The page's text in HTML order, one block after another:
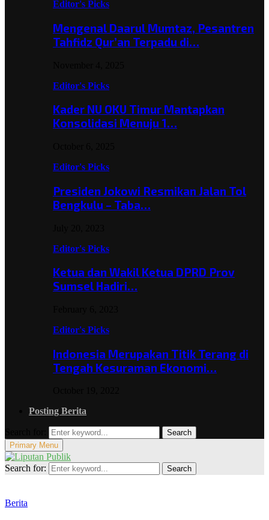
Editor's Picks
Mengenal Daarul Mumtaz, Pesantren
Tahfidz Qur’an Terpadu di…
Editor's Picks
Kader NU OKU Timur Mantapkan
Konsolidasi Menuju 1…
Editor's Picks
Presiden Jokowi Resmikan Jalan Tol
Bengkulu – Taba…
Editor's Picks
Ketua dan Wakil Ketua DPRD Prov
Sumsel Hadiri…
Editor's Picks
Indonesia Merupakan Titik Terang di
Tengah Kesuraman Ekonomi…
Posting Berita
Search
Primary Menu
Search for: Search
Berita